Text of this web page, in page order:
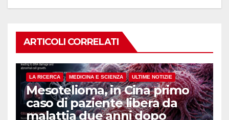
ARTICOLI CORRELATI
LA RICERCA MEDICINA E SCIENZA ULTIME NOTIZIE
Mesotelioma, in Cina primo
caso di paziente libera da
malattia due anni dopo